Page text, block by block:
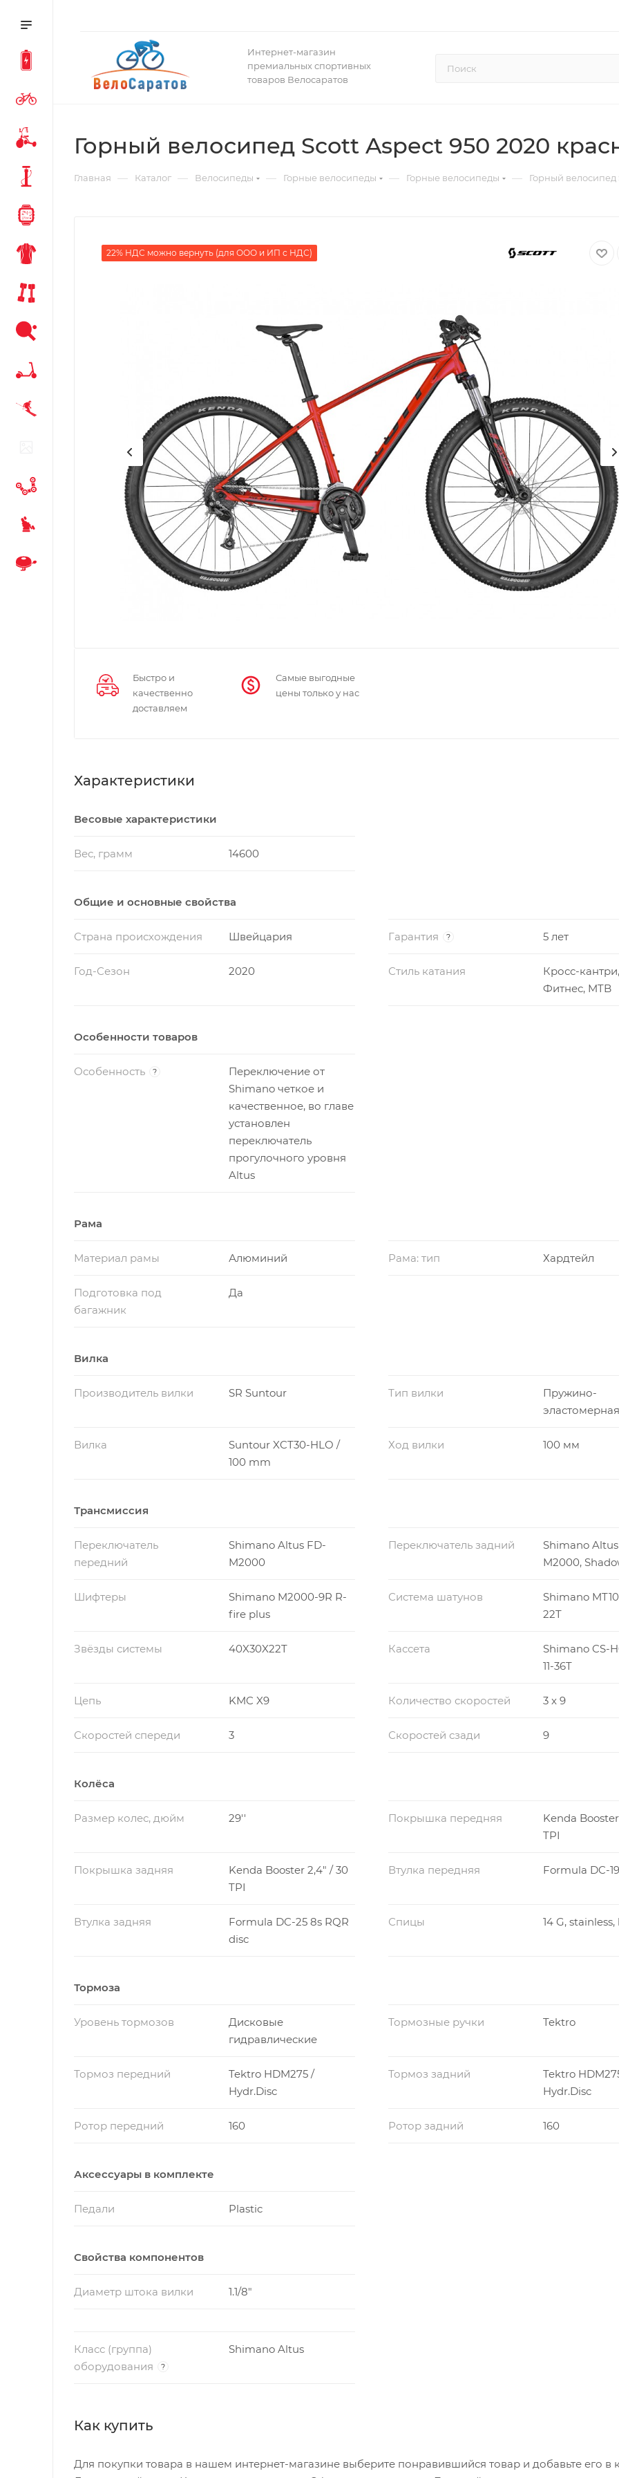
Интернет-магазин
премиальных спортивных
товаров Велосаратов
Горный велосипед Scott Aspect 950 2020
Главная — Каталог — Велосипеды — Горные велосипеды — Горные велосипеды — Горный
22% НДС можно вернуть (для ООО и ИП с НДС)
Быстро и
качественно
доставляем
Самые выгодные
цены только у нас
Характеристики
Весовые характеристики
Вес, грамм 14600
Общие и основные свойства
Страна происхождения Швейцария Гарантия ? 5 лет
Год-Сезон 2020 Стиль катания
Кросс-
Фитнес, MTB
Особенности товаров
Особенность ?
Переключение от
Shimano четкое и
качественное, во главе
установлен
переключатель
прогулочного уровня
Altus
Рама
Материал рамы Алюминий Рама: тип Хардтейл
Подготовка под
багажник
Да
Вилка
Производитель вилки SR Suntour Тип вилки
Пружино-
эластомерная
Вилка
Suntour XCT30-HLO /
100 mm
Ход вилки 100 мм
Трансмиссия
Переключатель
передний
Shimano Altus FD-
M2000
Переключатель задний
Shimano
M2000,
Шифтеры
Shimano M2000-9R R-
fire plus
Система шатунов
Shimano
22T
Звёзды системы 40X30X22T Кассета
Shimano CS-
11-36T
Цепь KMC X9 Количество скоростей 3 x 9
Скоростей спереди 3 Скоростей сзади 9
Колёса
Размер колес, дюйм 29'' Покрышка передняя
Kenda
TPI
Покрышка задняя
Kenda Booster 2,4" / 30
TPI
Втулка передняя Formula DC-
Втулка задняя
Formula DC-25 8s RQR
disc
Спицы 14 G,
Тормоза
Уровень тормозов
Дисковые
гидравлические
Тормозные ручки Tektro
Тормоз передний
Tektro HDM275 /
Hydr.Disc
Тормоз задний
Tektro
Hydr.Disc
Ротор передний 160 Ротор задний 160
Аксессуары в комплекте
Педали Plastic
Свойства компонентов
Диаметр штока вилки 1.1/8"
Класс (группа)
оборудования
?
Shimano Altus
Как купить
Для покупки товара в нашем интернет-магазине выберите понравившийся товар и добавьте его в